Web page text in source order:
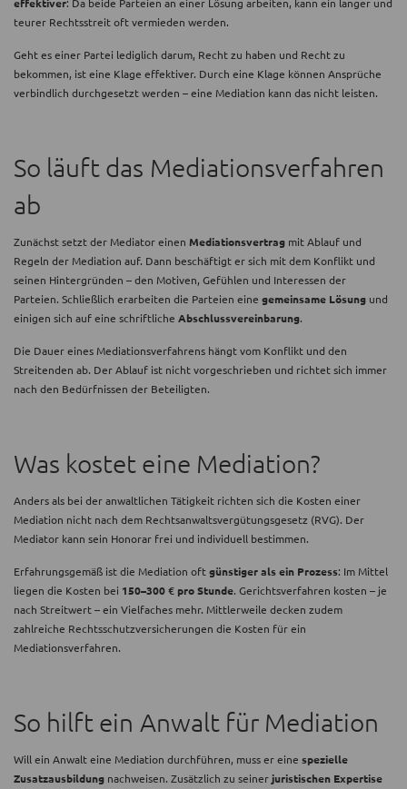
effektiver: Da beide Parteien an einer Lösung arbeiten, kann ein langer und
teurer Rechtsstreit oft vermieden werden.
Geht es einer Partei lediglich darum, Recht zu haben und Recht zu
bekommen, ist eine Klage effektiver. Durch eine Klage können Ansprüche
verbindlich durchgesetzt werden – eine Mediation kann das nicht leisten.
So läuft das Mediationsverfahren
ab
Zunächst setzt der Mediator einen Mediationsvertrag mit Ablauf und
Regeln der Mediation auf. Dann beschäftigt er sich mit dem Konflikt und
seinen Hintergründen – den Motiven, Gefühlen und Interessen der
Parteien. Schließlich erarbeiten die Parteien eine gemeinsame Lösung und
einigen sich auf eine schriftliche Abschlussvereinbarung.
Die Dauer eines Mediationsverfahrens hängt vom Konflikt und den
Streitenden ab. Der Ablauf ist nicht vorgeschrieben und richtet sich immer
nach den Bedürfnissen der Beteiligten.
Was kostet eine Mediation?
Anders als bei der anwaltlichen Tätigkeit richten sich die Kosten einer
Mediation nicht nach dem Rechtsanwaltsvergütungsgesetz (RVG). Der
Mediator kann sein Honorar frei und individuell bestimmen.
Erfahrungsgemäß ist die Mediation oftgünstiger als ein Prozess: Im Mittel
liegen die Kosten bei 150–300 € pro Stunde. Gerichtsverfahren kosten – je
nach Streitwert – ein Vielfaches mehr. Mittlerweile decken zudem
zahlreiche Rechtsschutzversicherungen die Kosten für ein
Mediationsverfahren.
So hilft ein Anwalt für Mediation
Will ein Anwalt eine Mediation durchführen, muss er eine spezielle
Zusatzausbildung nachweisen. Zusätzlich zu seiner juristischen Expertise